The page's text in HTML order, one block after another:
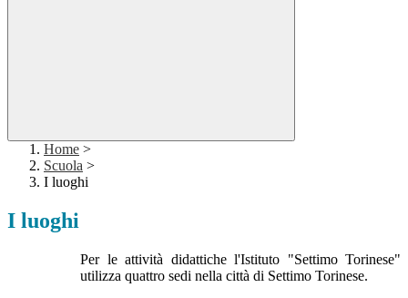
Home >
Scuola >
I luoghi
I luoghi
Per le attività didattiche l'Istituto "Settimo Torinese"
utilizza quattro sedi nella città di Settimo Torinese.